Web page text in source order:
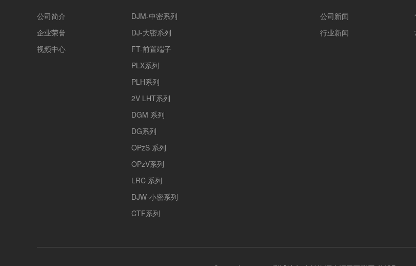
公司简介
企业荣誉
视频中心
DJM-中密系列
DJ-大密系列
FT-前置端子
PLX系列
PLH系列
2V LHT系列
DGM 系列
DG系列
OPzS 系列
OPzV系列
LRC 系列
DJW-小密系列
CTF系列
公司新闻
行业新闻